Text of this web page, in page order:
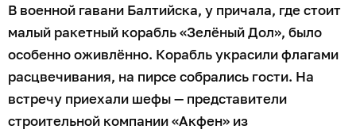
В военной гавани Балтийска, у причала, где стоит
малый ракетный корабль «Зелёный Дол», было
особенно оживлённо. Корабль украсили флагами
расцвечивания, на пирсе собрались гости. На
встречу приехали шефы — представители
строительной компании «Акфен» из